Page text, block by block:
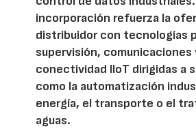
incorporación refuerza la
distribuidor con tecnologías
supervisión, comunicaciones
conectividad IIoT dirigidas a
como la automatización
energía, el transporte o el
aguas.